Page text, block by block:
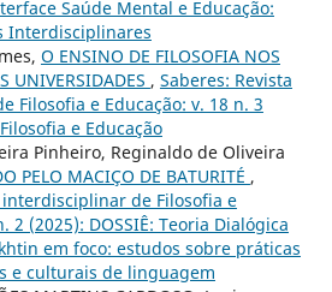
Saúde Mental e Educação:
Interdisciplinares
O ENSINO DE FILOSOFIA NOS
UNIVERSIDADES , Saberes: Revista
Filosofia e Educação: v. 18 n. 3
e Educação
Pinheiro, Reginaldo de Oliveira
PELO MACIÇO DE BATURITÉ ,
interdisciplinar de Filosofia e
2 (2025): DOSSIÊ: Teoria Dialógica
em foco: estudos sobre práticas
e culturais de linguagem